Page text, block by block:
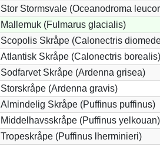
Stor Stormsvale (Oceanodroma
Mallemuk (Fulmarus glacialis)
Scopolis Skråpe (Calonectris
Atlantisk Skråpe (Calonectris borealis)
Sodfarvet Skråpe (Ardenna grisea)
Storskråpe (Ardenna gravis)
Almindelig Skråpe (Puffinus puffinus)
Middelhavsskråpe (Puffinus yelkouan)
Tropeskråpe (Puffinus lherminieri)